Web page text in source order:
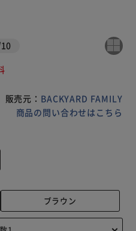
10
販売元： BACKYARD FAMILY
商品の問い合わせはこちら
ブラウン